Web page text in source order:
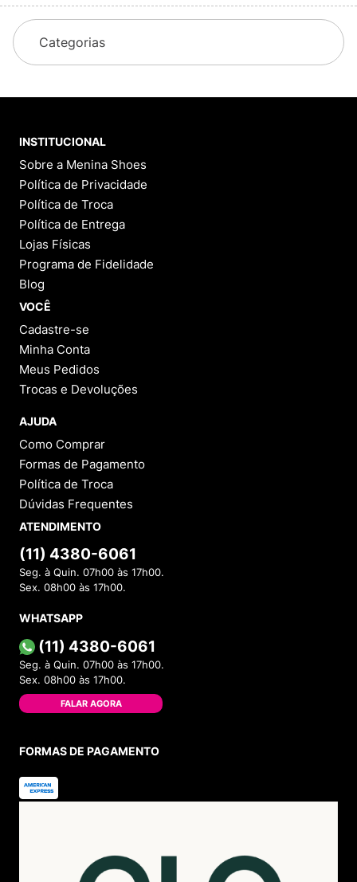
Categorias
INSTITUCIONAL
Sobre a Menina Shoes
Política de Privacidade
Política de Troca
Política de Entrega
Lojas Físicas
Programa de Fidelidade
Blog
VOCÊ
Cadastre-se
Minha Conta
Meus Pedidos
Trocas e Devoluções
AJUDA
Como Comprar
Formas de Pagamento
Política de Troca
Dúvidas Frequentes
ATENDIMENTO
(11) 4380-6061
Seg. à Quin. 07h00 às 17h00.
Sex. 08h00 às 17h00.
WHATSAPP
(11) 4380-6061
Seg. à Quin. 07h00 às 17h00.
Sex. 08h00 às 17h00.
FALAR AGORA
FORMAS DE PAGAMENTO